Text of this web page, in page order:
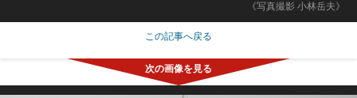
《写真撮影 小林岳夫》
この記事へ戻る